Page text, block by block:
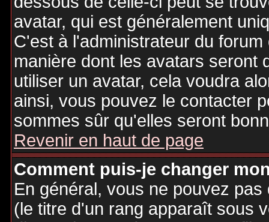
avatar, qui est généralement
C'est à l'administrateur du
manière dont les avatars seront
utiliser un avatar, cela voudra
ainsi, vous pouvez le contacter
sommes sûr qu'elles seront
Revenir en haut de page
Comment puis-je changer
En général, vous ne pouvez
(le titre d'un rang apparaît sous